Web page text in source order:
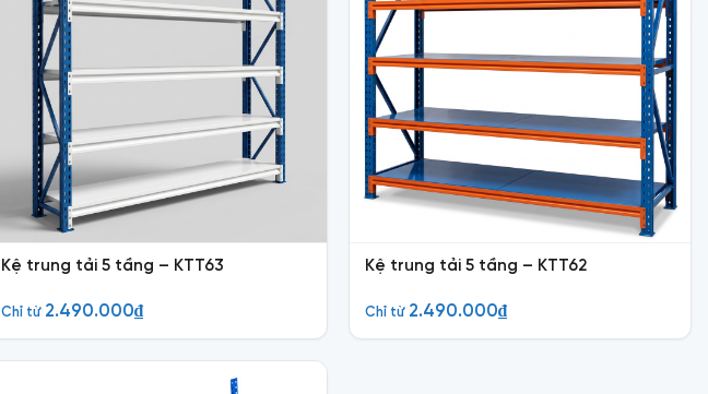
Kệ trung tải 5 tầng – KTT63
Chỉ từ 2.490.000₫
Kệ trung tải 5 tầng – KTT62
Chỉ từ 2.490.000₫